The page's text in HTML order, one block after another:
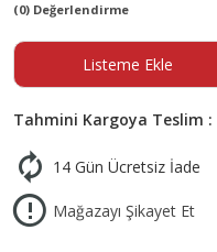
(0) Değerlendirme
Listeme Ekle
Tahmini Kargoya Teslim :
14 Gün Ücretsiz İade
Mağazayı Şikayet Et